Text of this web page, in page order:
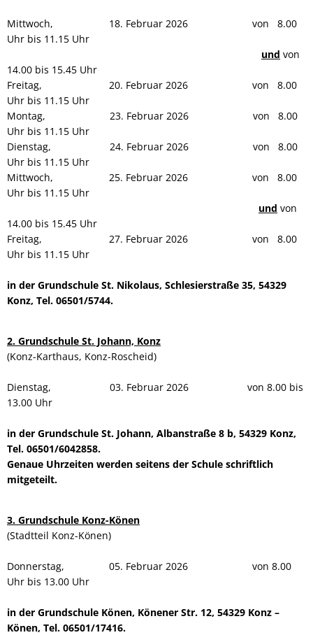
Mittwoch, 18. Februar 2026 von 8.00
Uhr bis 11.15 Uhr
und von
14.00 bis 15.45 Uhr
Freitag, 20. Februar 2026 von 8.00
Uhr bis 11.15 Uhr
Montag, 23. Februar 2026 von 8.00
Uhr bis 11.15 Uhr
Dienstag, 24. Februar 2026 von 8.00
Uhr bis 11.15 Uhr
Mittwoch, 25. Februar 2026 von 8.00
Uhr bis 11.15 Uhr
und von
14.00 bis 15.45 Uhr
Freitag, 27. Februar 2026 von 8.00
Uhr bis 11.15 Uhr
in der Grundschule St. Nikolaus, Schlesierstraße 35, 54329
Konz, Tel. 06501/5744.
2. Grundschule St. Johann, Konz
(Konz-Karthaus, Konz-Roscheid)
Dienstag, 03. Februar 2026 von 8.00 bis
13.00 Uhr
in der Grundschule St. Johann, Albanstraße 8 b, 54329 Konz,
Tel. 06501/6042858.
Genaue Uhrzeiten werden seitens der Schule schriftlich
mitgeteilt.
3. Grundschule Konz-Könen
(Stadtteil Konz-Könen)
Donnerstag, 05. Februar 2026 von 8.00
Uhr bis 13.00 Uhr
in der Grundschule Könen, Könener Str. 12, 54329 Konz –
Könen, Tel. 06501/17416.